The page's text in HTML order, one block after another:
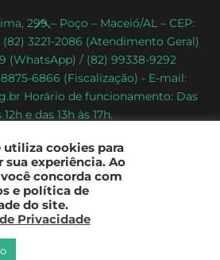
Back
To
Top
299 – Poço – Maceió/AL – CEP:
(82) 3221-2086 (Atendimento Geral)
(WhatsApp) / (82) 99338-9292
6866 (Fiscalização) - E-mail:
Horário de funcionamento: Das
e das 13h às 17h.
de Alagoas
os direitos reservados
utiliza cookies para
sua experiência. Ao
concorda com
e política de
do site.
Privacidade